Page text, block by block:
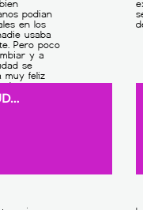
EL ROBOT QUE SALVÓ LA CIUDAD